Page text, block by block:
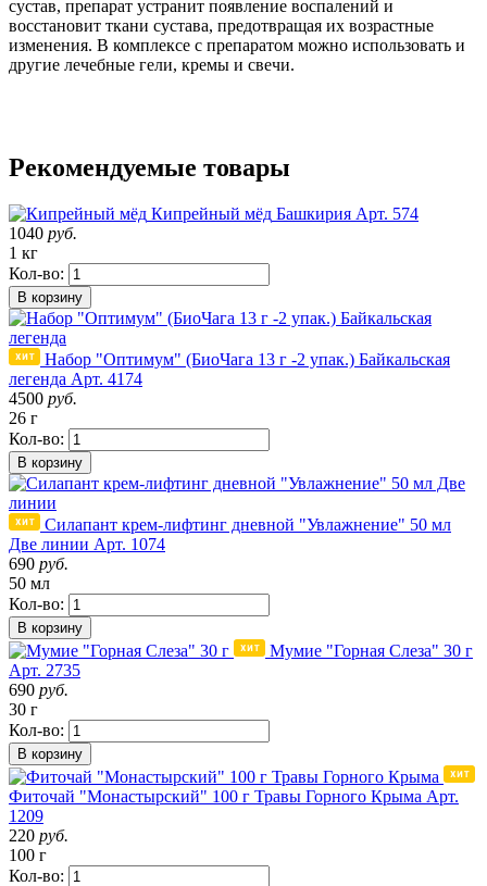
сустав, препарат устранит появление воспалений и
восстановит ткани сустава, предотвращая их возрастные
изменения. В комплексе с препаратом можно использовать и
другие лечебные гели, кремы и свечи.
Рекомендуемые товары
Кипрейный мёд Башкирия Арт. 574
1040 руб.
1 кг
Кол-во:
В корзину
Набор "Оптимум" (БиоЧага 13 г -2 упак.) Байкальская
легенда Арт. 4174
4500 руб.
26 г
Кол-во:
В корзину
Силапант крем-лифтинг дневной "Увлажнение" 50 мл
Две линии Арт. 1074
690 руб.
50 мл
Кол-во:
В корзину
Мумие "Горная Слеза" 30 г
Арт. 2735
690 руб.
30 г
Кол-во:
В корзину
Фиточай "Монастырский" 100 г Травы Горного Крыма Арт.
1209
220 руб.
100 г
Кол-во: